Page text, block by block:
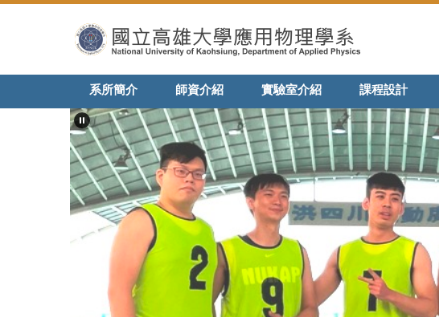
系所簡介 師資介紹 實驗室介紹 課程設計